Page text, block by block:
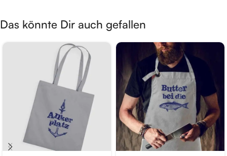
Das könnte Dir auch gefallen